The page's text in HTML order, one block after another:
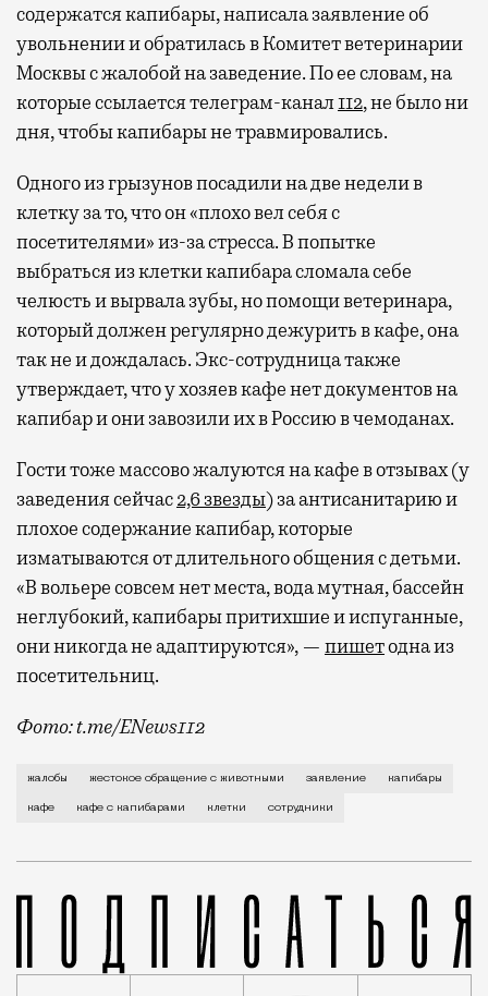
содержатся капибары, написала заявление об
увольнении и обратилась в Комитет ветеринарии
Москвы с жалобой на заведение. По ее словам, на
которые ссылается телеграм-канал112, не было ни
дня, чтобы капибары не травмировались.
Одного из грызунов посадили на две недели в
клетку за то, что он «плохо вел себя с
посетителями» из-за стресса. В попытке
выбраться из клетки капибара сломала себе
челюсть и вырвала зубы, но помощи ветеринара,
который должен регулярно дежурить в кафе, она
так не и дождалась. Экс-сотрудница также
утверждает, что у хозяев кафе нет документов на
капибар и они завозили их в Россию в чемоданах.
Гости тоже массово жалуются на кафе в отзывах (у
заведения сейчас2,6 звезды) за антисанитарию и
плохое содержание капибар, которые
изматываются от длительного общения с детьми.
«В вольере совсем нет места, вода мутная, бассейн
неглубокий, капибары притихшие и испуганные,
они никогда не адаптируются», — пишетодна из
посетительниц.
Фото: t.me/ENews112
С момента открытия нового контактного кафе с
жалобы жестокое обращение с животными заявление капибары
кафе кафе с капибарами клетки сотрудники